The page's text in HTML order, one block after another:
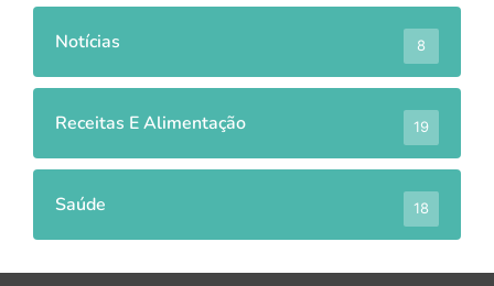
Notícias 8
Receitas E Alimentação 19
Saúde 18